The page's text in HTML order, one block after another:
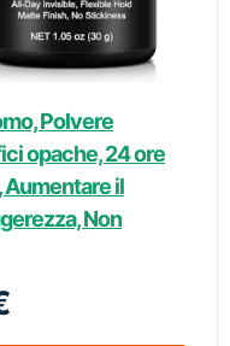
Polvere
opache, 24 ore
il
Non